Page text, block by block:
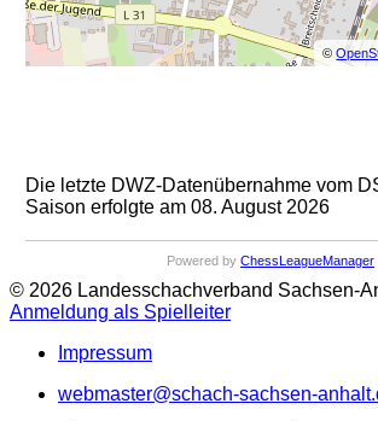
©
Die letzte DWZ-Datenübernahme vom
Saison erfolgte am 08. August 2026
Powered by ChessLeagueManager
© 2026 Landesschachverband Sachsen-
Anmeldung als Spielleiter
Impressum
webmaster@schach-sachsen-